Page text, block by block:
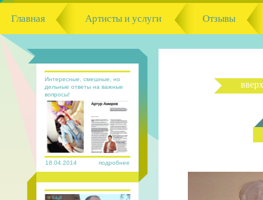
Главная Артисты и услуги Отзывы
18.04.2014 подробнее
Интересные, смешные, но
дельные ответы на важные
вопросы!
вверх